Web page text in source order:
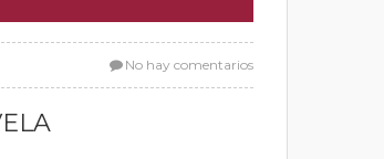
No hay comentarios